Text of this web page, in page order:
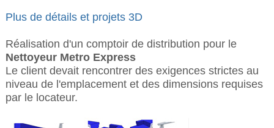
Plus de détails et projets 3D
Réalisation d'un comptoir de distribution pour le
Nettoyeur Metro Express
Le client devait rencontrer des exigences strictes au
niveau de l'emplacement et des dimensions requises
par le locateur.